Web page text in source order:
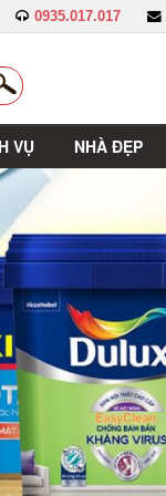
0935.017.017
VỤ NHÀ ĐẸP